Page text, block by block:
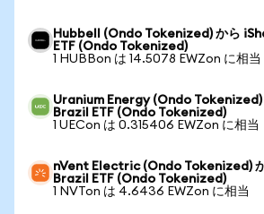
Hubbell (Ondo Tokenized) から
ETF (Ondo Tokenized)
1 HUBBon は 14.5078 EWZon に相当
Uranium Energy (Ondo Tokenized)
Brazil ETF (Ondo Tokenized)
1 UECon は 0.315406 EWZon に相当
nVent Electric (Ondo Tokenized)
Brazil ETF (Ondo Tokenized)
1 NVTon は 4.6436 EWZon に相当